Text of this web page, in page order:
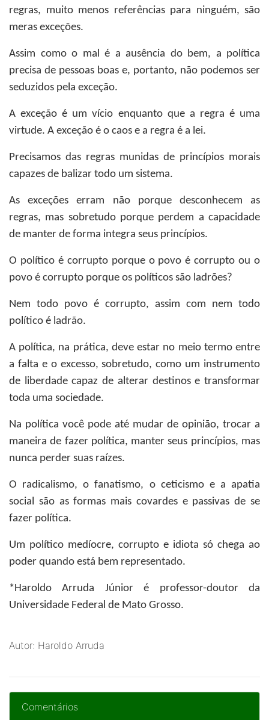
regras, muito menos referências para ninguém, são
meras exceções.
Assim como o mal é a ausência do bem, a política
precisa de pessoas boas e, portanto, não podemos ser
seduzidos pela exceção.
A exceção é um vício enquanto que a regra é uma
virtude. A exceção é o caos e a regra é a lei.
Precisamos das regras munidas de princípios morais
capazes de balizar todo um sistema.
As exceções erram não porque desconhecem as
regras, mas sobretudo porque perdem a capacidade
de manter de forma integra seus princípios.
O político é corrupto porque o povo é corrupto ou o
povo é corrupto porque os políticos são ladrões?
Nem todo povo é corrupto, assim com nem todo
político é ladrão.
A política, na prática, deve estar no meio termo entre
a falta e o excesso, sobretudo, como um instrumento
de liberdade capaz de alterar destinos e transformar
toda uma sociedade.
Na política você pode até mudar de opinião, trocar a
maneira de fazer política, manter seus princípios, mas
nunca perder suas raízes.
O radicalismo, o fanatismo, o ceticismo e a apatia
social são as formas mais covardes e passivas de se
fazer política.
Um político medíocre, corrupto e idiota só chega ao
poder quando está bem representado.
*Haroldo Arruda Júnioré professor-doutor da
Universidade Federal de Mato Grosso.
Autor: Haroldo Arruda
Comentários